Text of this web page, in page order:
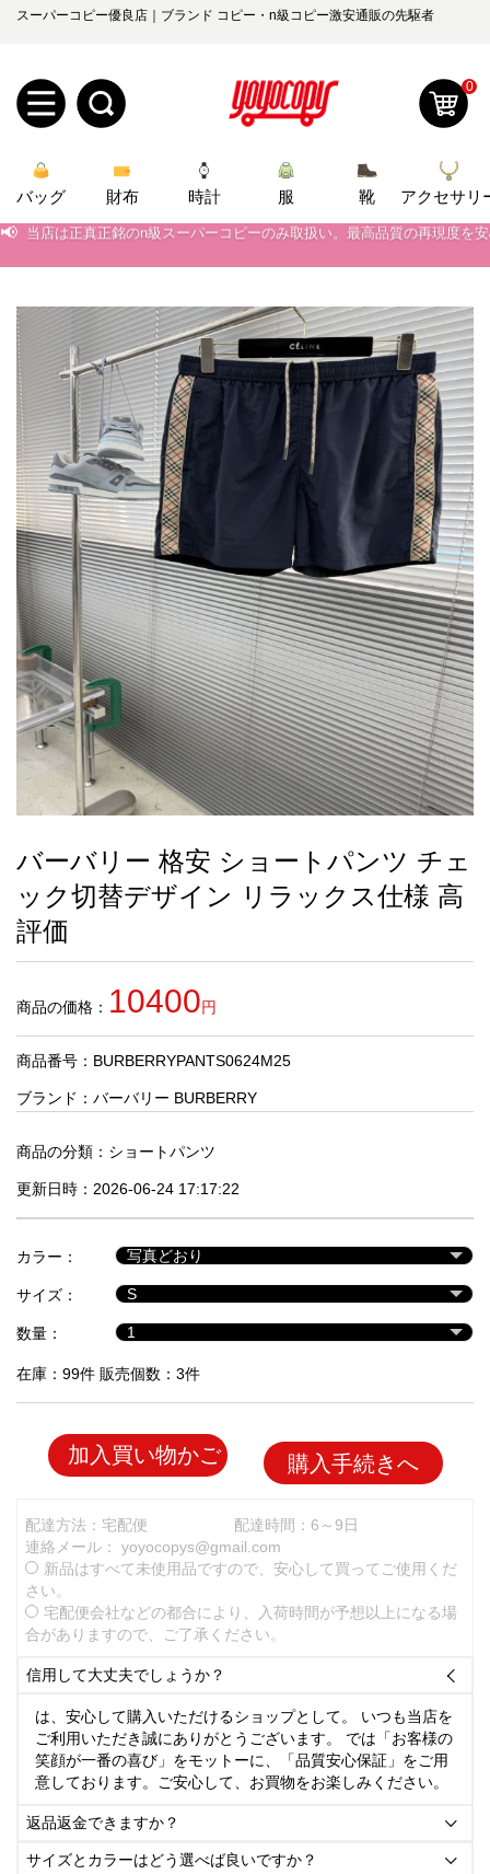
スーパーコピー優良店｜ブランド コピー・n級コピー激安通販の先駆者
規
ザ
ー
登
録
ロ
ン
オ
ー
ダ
ー
管
理
お
知
ら
せ
yoyocopys@gmail.com
2026人気特集
バッグ
財布
時計
服
ズボン
衣装セット
靴
住まい用品
アクセサリー
ベルト
スカーフ
アイフォーンケ
ース
小物
最
す
す
め
商
人
気
商
セ
ル
品
0
バッグ 財布 時計 服 靴 アクセサリ
📢 当店は正真正銘のn級スーパーコピーのみ取扱い。最高品質の再現度を
当店は正真正銘のn級スーパーコピーのみ取扱い。最高品質の再現度を
2026春の新作続々更新中！期間中のご注文でお得な割引をご利用いただ
新作入荷！ルイ・ヴィトンスーパーコピー バッグ最新モデルが登場。
バーバリー 格安 ショートパンツ チェ
ック切替デザイン リラックス仕様 高
評価
商品の価格： 10400円
商品番号：BURBERRYPANTS0624M25
ブランド： バーバリー BURBERRY
商品の分類： ショートパンツ
更新日時：2026-06-24 17:17:22
カラー：
サイズ：
数量：
在庫：99件 販売個数：3件
加入買い物かご 購入手続きへ
配達方法：宅配便
配達時間：6～9日
連絡メール： yoyocopys@gmail.com
新品はすべて未使用品ですので、安心して買ってご使用くだ
さい。
宅配便会社などの都合により、入荷時間が予想以上になる場
合がありますので、ご了承ください。
信用して大丈夫でしょうか？ 
は、安心して購入いただけるショップとして。 いつも当店を
ご利用いただき誠にありがとうございます。 では「お客様の
笑顔が一番の喜び」をモットーに、「品質安心保証」をご用
意しております。ご安心して、お買物をお楽しみください。
返品返金できますか？ 
サイズとカラーはどう選べば良いですか？ 